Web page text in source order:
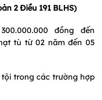
2 Điều 191 BLHS)
đồng đến
tù từ 02 năm đến 05
trong các trường hợp